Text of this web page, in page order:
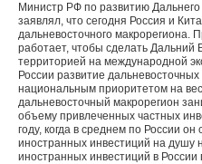
Министр РФ по развитию
заявлял, что сегодня Россия и
дальневосточного макрорегиона.
работает, чтобы сделать Дальний
территорией на международной
России развитие
национальным приоритетом на
дальневосточный макрорегион
объему привлеченных частных
году, когда в среднем по России
иностранных инвестиций на душу
иностранных инвестиций в